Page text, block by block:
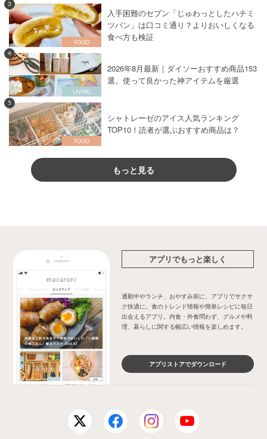
3
入手困難のセブン「じゅわっとしたハチミ
ツパン」は口コミ通り？よりおいしくなる
食べ方も検証
4
2026年8月最新｜ダイソーおすすめ商品153
選。使って良かった神アイテムを厳選
5
シャトレーゼのアイス人気ランキング
TOP10！読者が選ぶおすすめ商品は？
もっと見る
アプリでもっと楽しく
通勤中やランチ、おやすみ前に、アプリでサクサ
ク快適に。食のトレンド情報や簡単レシピに毎日
出会えるアプリ。内食・外食問わず、グルメや料
理、暮らしに関する幅広い情報を楽しめます。
アプリストアでダウンロード